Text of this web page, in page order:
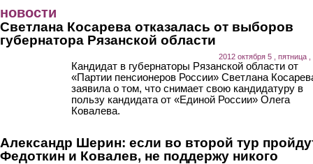
новости
Светлана Косарева отказалась от выборов
губернатора Рязанской области
2012 октября 5 , пятница ,
Кандидат в губернаторы Рязанской области от
«Партии пенсионеров России» Светлана
заявила о том, что снимает свою кандидатуру в
пользу кандидата от «Единой России» Олега
Ковалева.
Александр Шерин: если во второй тур
Федоткин и Ковалев, не поддержу никого